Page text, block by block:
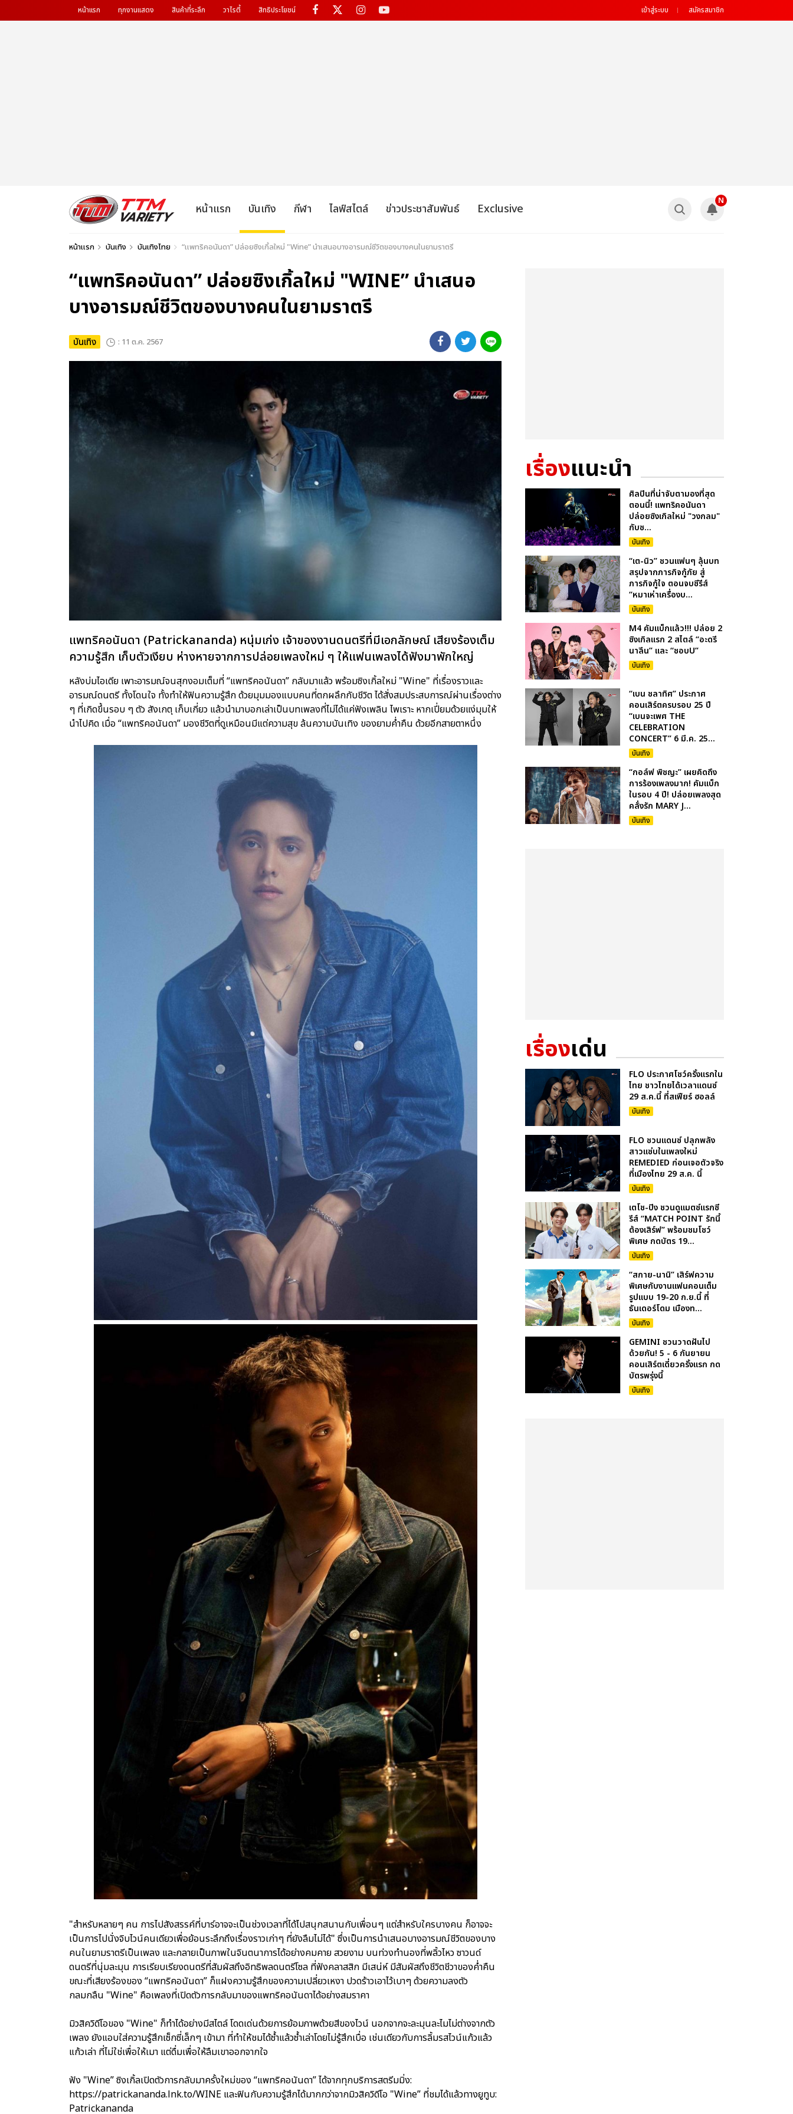
หน้าแรก ทุกงานแสดง สินค้าที่ระลึก วาไรตี้ สิทธิประโยชน์ เข้าสู่ระบบ สมัครสมาชิก
หน้าแรก บันเทิง กีฬา ไลฟ์สไตล์ ข่าวประชาสัมพันธ์ Exclusive
N
หน้าแรก บันเทิง บันเทิงไทย “แพทริคอนันดา” ปล่อยซิงเกิ้ลใหม่ "Wine” นำเสนอบางอารมณ์ชีวิตของบางคนในยามราตรี
“แพทริคอนันดา” ปล่อยซิงเกิ้ลใหม่ "WINE” นำเสนอ
บางอารมณ์ชีวิตของบางคนในยามราตรี
บันเทิง : 11 ต.ค. 2567
แพทริคอนันดา (Patrickananda) หนุ่มเก่ง เจ้าของงานดนตรีที่มีเอกลักษณ์ เสียงร้องเต็ม
ความรู้สึก เก็บตัวเงียบ ห่างหายจากการปล่อยเพลงใหม่ ๆ ให้แฟนเพลงได้ฟังมาพักใหญ่
หลังบ่มไอเดีย เพาะอารมณ์จนสุกงอมเต็มที่ “แพทริคอนันดา” กลับมาแล้ว พร้อมซิงเกิ้ลใหม่ "Wine" ที่เรื่องราวและ
อารมณ์ดนตรี ทั้งโดนใจ ทั้งทำให้ฟินความรู้สึก ด้วยมุมมองแบบคนที่ตกผลึกกับชีวิต ได้สั่งสมประสบการณ์ผ่านเรื่องต่าง
ๆ ที่เกิดขึ้นรอบ ๆ ตัว สังเกตุ เก็บเกี่ยว แล้วนำมาบอกเล่าเป็นบทเพลงที่ไม่ได้แค่ฟังเพลิน ไพเราะ หากเปี่ยมด้วยแง่มุมให้
นำไปคิด เมื่อ “แพทริคอนันดา” มองชีวิตที่ดูเหมือนมีแต่ความสุข ล้นความบันเทิง ของยามค่ำคืน ด้วยอีกสายตาหนึ่ง
"สำหรับหลายๆ คน การไปสังสรรค์ที่บาร์อาจจะเป็นช่วงเวลาที่ได้ไปสนุกสนานกับเพื่อนๆ แต่สำหรับใครบางคน ก็อาจจะ
เป็นการไปนั่งจิบไวน์คนเดียวเพื่อย้อนระลึกถึงเรื่องราวเก่าๆ ที่ยังลืมไม่ได้" ซึ่งเป็นการนำเสนอบางอารมณ์ชีวิตของบาง
คนในยามราตรีเป็นเพลง และกลายเป็นภาพในจินตนาการได้อย่างคมคาย สวยงาม บนท่วงทำนองที่พลิ้วไหว ซาวนด์
ดนตรีที่นุ่มละมุน การเรียบเรียงดนตรีที่สัมผัสถึงอิทธิพลดนตรีโซล ที่ฟังคลาสสิก มีเสน่ห์ มีสัมผัสถึงชีวิตชีวาของค่ำคืน
ขณะที่เสียงร้องของ “แพทริคอนันดา” ก็แฝงความรู้สึกของความเปลี่ยวเหงา ปวดร้าวเอาไว้เบาๆ ด้วยความลงตัว
กลมกลืน "Wine" คือเพลงที่เปิดตัวการกลับมาของแพทริคอนันดาได้อย่างสมราคา
มิวสิควิดีโอของ "Wine" ก็ทำได้อย่างมีสไตล์ โดดเด่นด้วยการย้อมภาพด้วยสีของไวน์ นอกจากจะละมุนละไมไม่ต่างจากตัว
เพลง ยังแอบใส่ความรู้สึกเซ็กซี่เล็กๆ เข้ามา ที่ทำให้ชมได้ซ้ำแล้วซ้ำเล่าโดยไม่รู้สึกเบื่อ เช่นเดียวกับการลิ้มรสไวน์แก้วแล้ว
แก้วเล่า ที่ไม่ใช่เพื่อให้เมา แต่ดื่มเพื่อให้ลืมเขาออกจากใจ
ฟัง "Wine” ซิงเกิ้ลเปิดตัวการกลับมาครั้งใหม่ของ “แพทริคอนันดา” ได้จากทุกบริการสตรีมมิ่ง:
https://patrickananda.lnk.to/WINE และฟินกับความรู้สึกได้มากกว่าจากมิวสิควิดีโอ "Wine” ที่ชมได้แล้วทางยูทูบ:
Patrickananda
เรื่องแนะนำ
ศิลปินที่น่าจับตามองที่สุด
ตอนนี้! แพทริคอนันดา
ปล่อยซิงเกิลใหม่ "วงกลม"
กับซ...
บันเทิง
“เต-นิว” ชวนแฟนๆ ลุ้นบท
สรุปจากภารกิจกู้ภัย สู่
ภารกิจกู้ใจ ตอนจบซีรีส์
“หมาเห่าเครื่องบ...
บันเทิง
M4 คัมแบ็กแล้ว!!! ปล่อย 2
ซิงเกิลแรก 2 สไตล์ “อะดรี
นาลีน” และ “ชอบU”
บันเทิง
“เบน ชลาทิศ” ประกาศ
คอนเสิร์ตครบรอบ 25 ปี
“เบนจะเพศ THE
CELEBRATION
CONCERT” 6 มี.ค. 25...
บันเทิง
“กอล์ฟ พิชญะ” เผยคิดถึง
การร้องเพลงมาก! คัมแบ็ก
ในรอบ 4 ปี! ปล่อยเพลงสุด
คลั่งรัก MARY J...
บันเทิง
เรื่องเด่น
FLO ประกาศโชว์ครั้งแรกใน
ไทย ชาวไทยได้เวลาแดนซ์
29 ส.ค.นี้ ที่สเฟียร์ ฮอลล์
บันเทิง
FLO ชวนแดนซ์ ปลุกพลัง
สาวแซ่บในเพลงใหม่
REMEDIED ก่อนเจอตัวจริง
ที่เมืองไทย 29 ส.ค. นี้
บันเทิง
เตโช-ปิง ชวนดูแมตซ์แรกซี
รีส์ “MATCH POINT รักนี้
ต้องเสิร์ฟ” พร้อมชมโชว์
พิเศษ กดบัตร 19...
บันเทิง
“สกาย-นานิ” เสิร์ฟความ
พิเศษกับงานแฟนคอนเต็ม
รูปแบบ 19-20 ก.ย.นี้ ที่
ธันเดอร์โดม เมืองท...
บันเทิง
GEMINI ชวนวาดฝันไป
ด้วยกัน! 5 - 6 กันยายน
คอนเสิร์ตเดี่ยวครั้งแรก กด
บัตรพรุ่งนี้
บันเทิง